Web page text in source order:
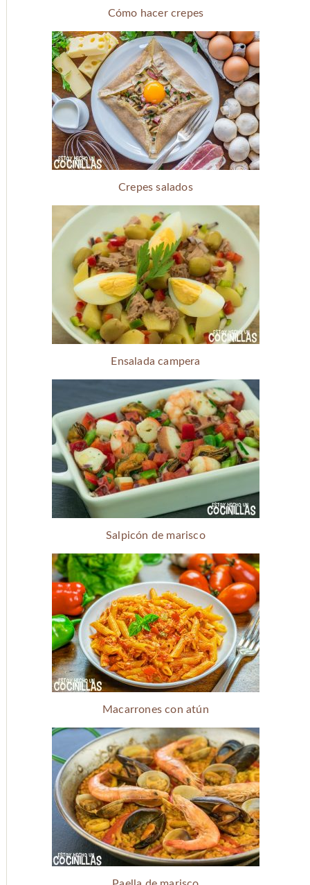
Cómo hacer crepes
Crepes salados
Ensalada campera
Salpicón de marisco
Macarrones con atún